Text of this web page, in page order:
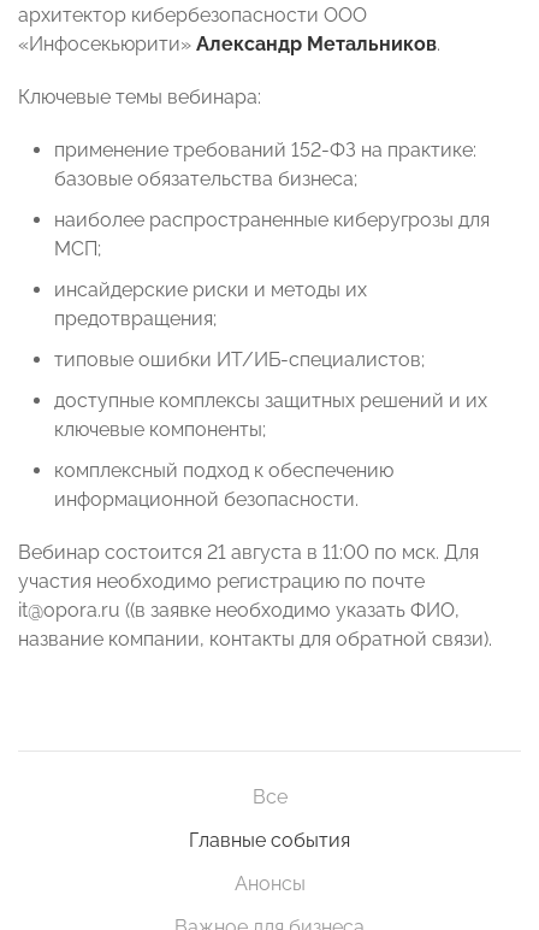
архитектор кибербезопасности ООО
«Инфосекьюрити» Александр Метальников.
Ключевые темы вебинара:
применение требований 152-ФЗ на практике:
базовые обязательства бизнеса;
наиболее распространенные киберугрозы для
МСП;
инсайдерские риски и методы их
предотвращения;
типовые ошибки ИТ/ИБ-специалистов;
доступные комплексы защитных решений и их
ключевые компоненты;
комплексный подход к обеспечению
информационной безопасности.
Вебинар состоится 21 августа в 11:00 по мск. Для
участия необходимо регистрацию по почте
it@opora.ru ((в заявке необходимо указать ФИО,
название компании, контакты для обратной связи).
Все
Главные события
Анонсы